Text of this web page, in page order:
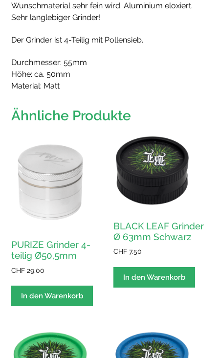
Wunschmaterial sehr fein wird. Aluminium eloxiert.
Sehr langlebiger Grinder!
Der Grinder ist 4-Teilig mit Pollensieb.
Durchmesser: 55mm
Höhe: ca. 50mm
Material: Matt
Ähnliche Produkte
PURIZE Grinder 4-
teilig Ø50,5mm
CHF 29.00
In den Warenkorb
BLACK LEAF Grinder
Ø 63mm Schwarz
CHF 7.50
In den Warenkorb